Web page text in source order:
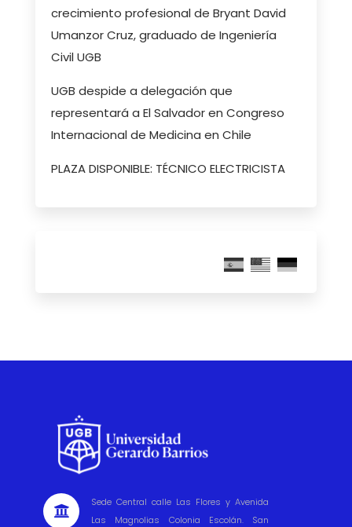
crecimiento profesional de Bryant David
Umanzor Cruz, graduado de Ingeniería
Civil UGB
UGB despide a delegación que
representará a El Salvador en Congreso
Internacional de Medicina en Chile
PLAZA DISPONIBLE: TÉCNICO ELECTRICISTA

Sede Central calle Las Flores y Avenida
Las Magnolias Colonia Escolán. San